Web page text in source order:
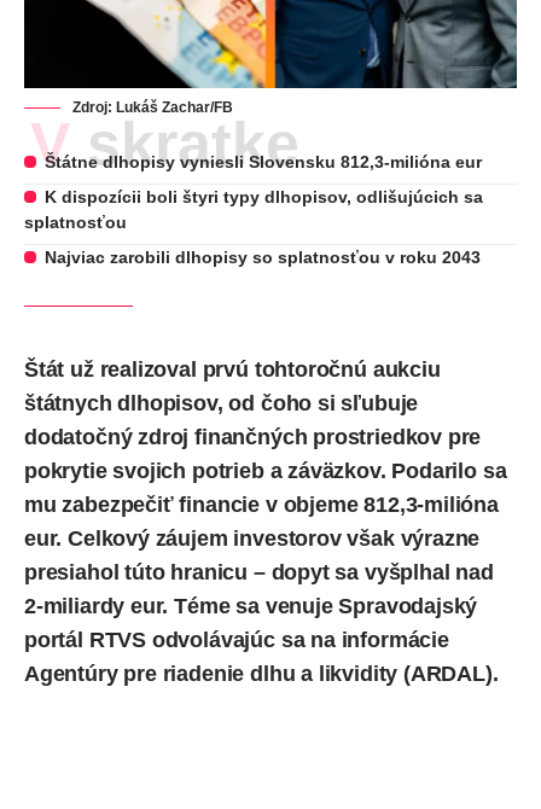
Zdroj: Lukáš Zachar/FB
V skratke
Štátne dlhopisy vyniesli Slovensku 812,3-milióna eur
K dispozícii boli štyri typy dlhopisov, odlišujúcich sa
splatnosťou
Najviac zarobili dlhopisy so splatnosťou v roku 2043
Štát už realizoval prvú tohtoročnú aukciu
štátnych dlhopisov, od čoho si sľubuje
dodatočný zdroj finančných prostriedkov pre
pokrytie svojich potrieb a záväzkov. Podarilo sa
mu zabezpečiť financie v objeme 812,3-milióna
eur. Celkový záujem investorov však výrazne
presiahol túto hranicu – dopyt sa vyšplhal nad
2-miliardy eur. Téme sa venujeSpravodajský
portál RTVS odvolávajúc sa na informácie
Agentúry pre riadenie dlhu a likvidity (ARDAL).